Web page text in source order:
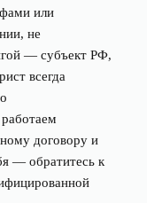
или
не
— субъект РФ,
всегда
договору и
— обратитесь к